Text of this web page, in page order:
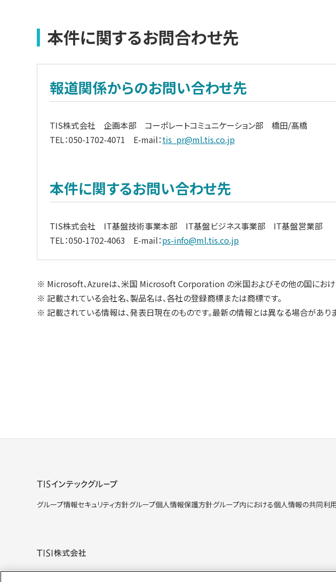
本件に関するお問合わせ先
報道関係からのお問い合わせ先
TIS株式会社 企画本部 コーポレートコミュニケーション部 橋田/髙橋
TEL：050-1702-4071 E-mail：tis_pr@ml.tis.co.jp
本件に関するお問い合わせ先
TIS株式会社 IT基盤技術事業本部 IT基盤ビジネス事業部 IT基盤営業部
TEL：050-1702-4063 E-mail：ps-info@ml.tis.co.jp
※ Microsoft、Azureは、米国 Microsoft Corporation の米国およびその他の国におけ
※ 記載されている会社名、製品名は、各社の登録商標または商標です。
※ 記載されている情報は、発表日現在のものです。最新の情報とは異なる場合があり
グループ情報セキュリティ方針グループ個人情報保護方針グループ内における個人情報の共同利
個人情報保護方針個人情報の取り扱いについてクッキー（Cookie）ポリシー情報セキュリティ方針